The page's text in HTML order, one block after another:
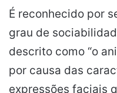
É reconhecido por
grau de
descrito como “o
por causa das
expressões faciais